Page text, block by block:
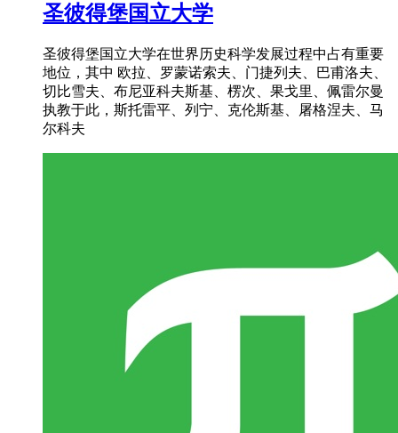
圣彼得堡国立大学
圣彼得堡国立大学在世界历史科学发展过程中占有重要
地位，其中 欧拉、罗蒙诺索夫、门捷列夫、巴甫洛夫、
切比雪夫、布尼亚科夫斯基、楞次、果戈里、佩雷尔曼
执教于此，斯托雷平、列宁、克伦斯基、屠格涅夫、马
尔科夫